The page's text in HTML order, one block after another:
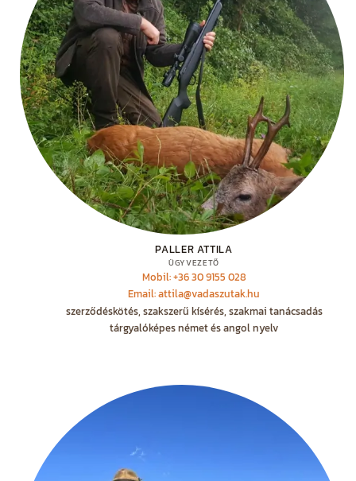
PALLER ATTILA
ÜGYVEZETŐ
Mobil: +36 30 9155 028
Email: attila@vadaszutak.hu
szerződéskötés, szakszerű kísérés, szakmai tanácsadás
tárgyalóképes német és angol nyelv